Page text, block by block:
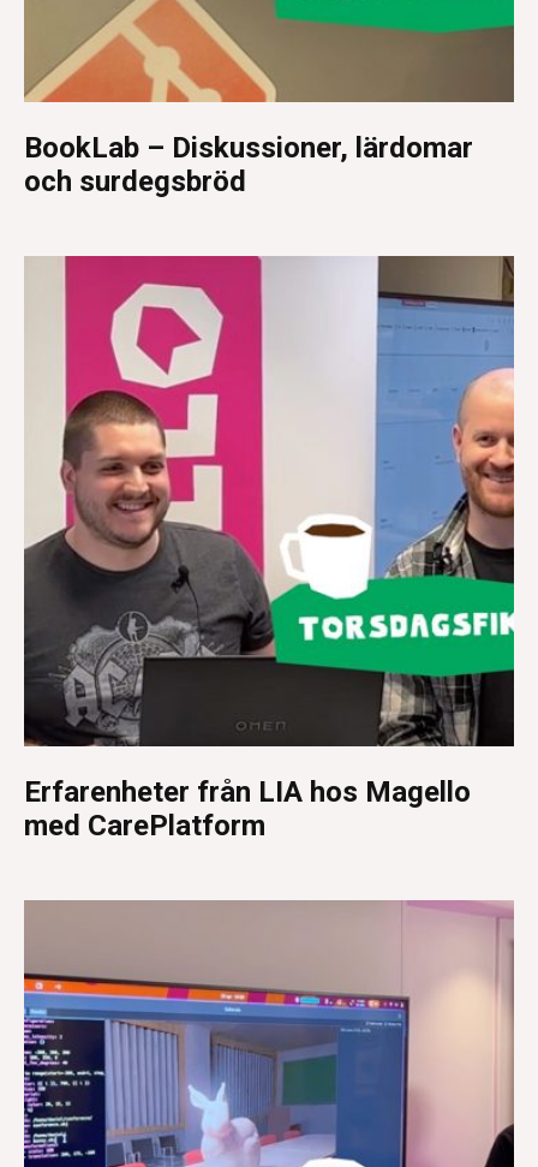
BookLab – Diskussioner, lärdomar
och surdegsbröd
Erfarenheter från LIA hos Magello
med CarePlatform